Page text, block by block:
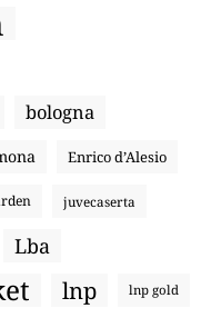
bologna
Enrico d’Alesio
juvecaserta
Lba
lnp lnp gold